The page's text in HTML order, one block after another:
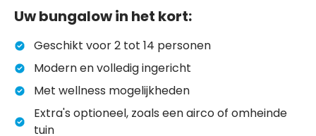
Uw bungalow in het kort:
Geschikt voor 2 tot 14 personen
Modern en volledig ingericht
Met wellness mogelijkheden
Extra's optioneel, zoals een airco of omheinde
tuin